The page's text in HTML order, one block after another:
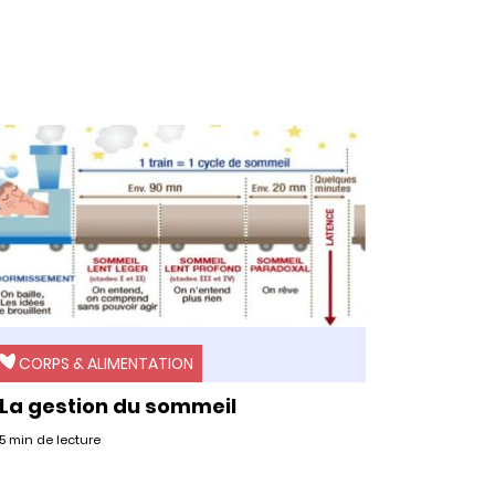
CORPS & ALIMENTATION
La gestion du sommeil
5 min de lecture